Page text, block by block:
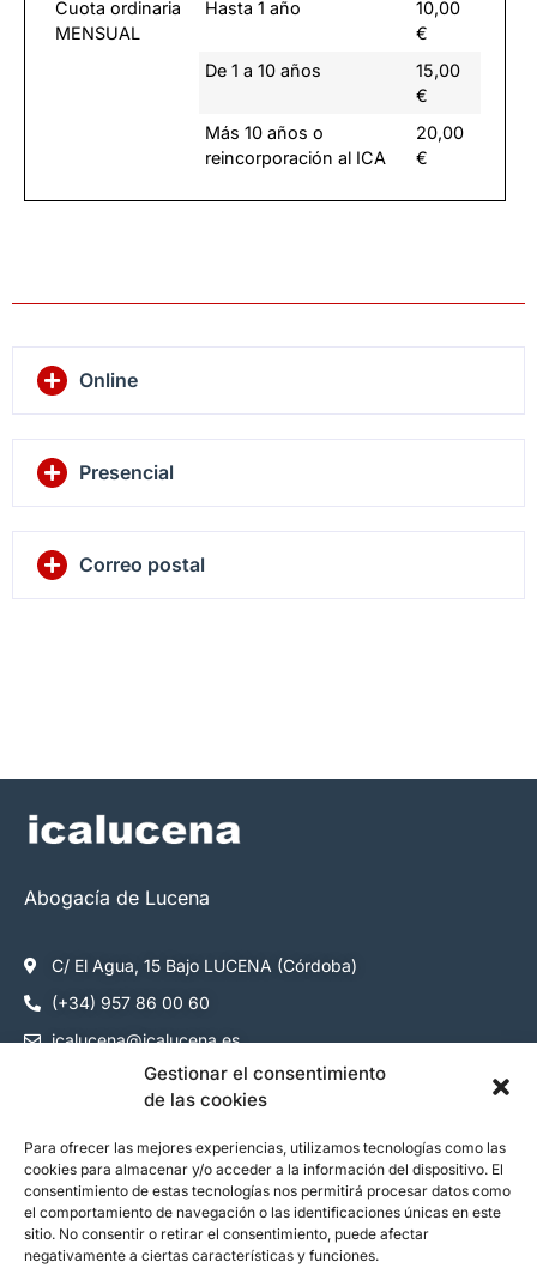
Gestionar el consentimiento
de las cookies
Para ofrecer las mejores experiencias, utilizamos tecnologías como las
cookies para almacenar y/o acceder a la información del dispositivo. El
consentimiento de estas tecnologías nos permitirá procesar datos como
el comportamiento de navegación o las identificaciones únicas en este
sitio. No consentir o retirar el consentimiento, puede afectar
negativamente a ciertas características y funciones.
Cuota ordinaria
MENSUAL
Hasta 1 año
10,00
€
De 1 a 10 años
15,00
€
Más 10 años o
reincorporación al ICA
20,00
€
Online
Presencial
Correo postal
Abogacía de Lucena
C/ El Agua, 15 Bajo LUCENA (Córdoba)
(+34) 957 86 00 60
icalucena@icalucena.es
Cómo colegiarse
Servicios ciudadanos
Contacto
Síguenos: